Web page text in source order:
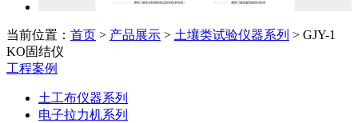
当前位置： 首页 > 产品展示 > 土壤类试验仪器系列 > GJY-1
KO固结仪
工程案例
土工布仪器系列
电子拉力机系列